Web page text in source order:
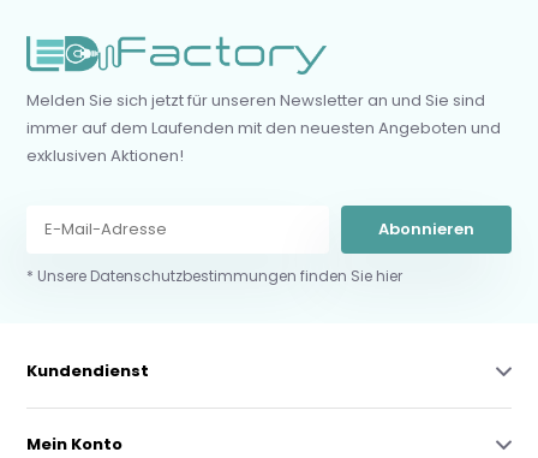
Melden Sie sich jetzt für unseren Newsletter an und Sie sind
immer auf dem Laufenden mit den neuesten Angeboten und
exklusiven Aktionen!
Abonnieren
* Unsere Datenschutzbestimmungen finden Sie hier
Kundendienst
Mein Konto